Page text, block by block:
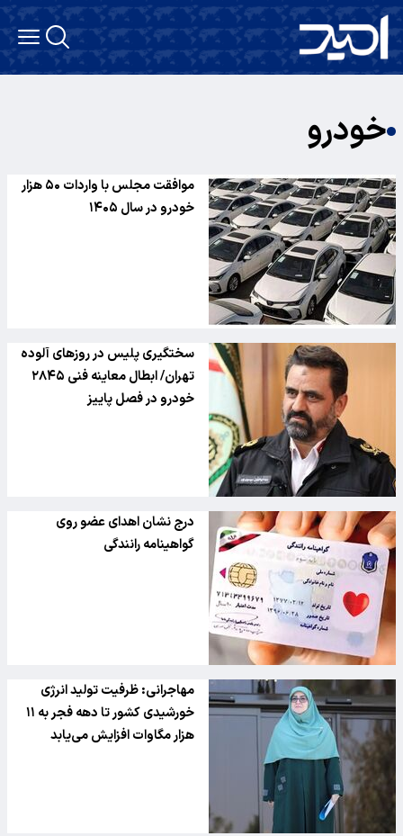
خودرو
موافقت مجلس با واردات ۵۰ هزار
خودرو در سال ۱۴۰۵
سختگیری پلیس در روزهای آلوده
تهران/ ابطال معاینه فنی ۲۸۴۵
خودرو در فصل پاییز
درج نشان اهدای عضو روی
گواهینامه رانندگی
مهاجرانی: ظرفیت تولید انرژی
خورشیدی کشور تا دهه فجر به ۱۱
هزار مگاوات افزایش می‌یابد